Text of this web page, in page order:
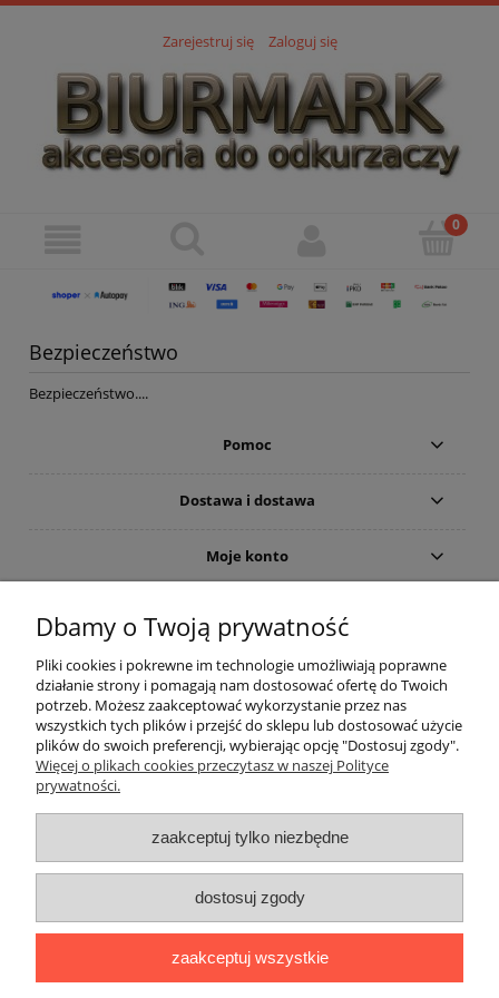
Zarejestruj się Zaloguj się
Bezpieczeństwo
Bezpieczeństwo....
Pomoc
Dostawa i dostawa
Moje konto
O firmie
Użycie nazw marek i typów, np. odkurzaczy lub akcesoriów do
odkurzaczy, ma charakter tylko i wyłącznie porównawczo -
informacyjny.
accessories for vacuum cleaners, is a only comparatively -
information.
Dbamy o Twoją prywatność
Pliki cookies i pokrewne im technologie umożliwiają poprawne
działanie strony i pomagają nam dostosować ofertę do Twoich
potrzeb. Możesz zaakceptować wykorzystanie przez nas
wszystkich tych plików i przejść do sklepu lub dostosować użycie
plików do swoich preferencji, wybierając opcję "Dostosuj zgody".
Więcej o plikach cookies przeczytasz w naszej Polityce
prywatności.
zaakceptuj tylko niezbędne
dostosuj zgody
zaakceptuj wszystkie